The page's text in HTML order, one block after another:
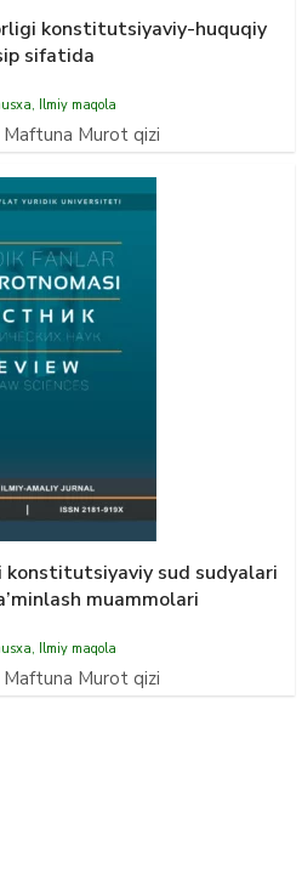
konstitutsiyaviy-huquqiy
sifatida
, Ilmiy maqola
Murot qizi
konstitutsiyaviy sud sudyalari
muammolari
, Ilmiy maqola
Murot qizi